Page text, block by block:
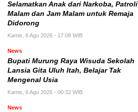
Selamatkan Anak dari Narkoba, Patroli
Malam dan Jam Malam untuk Remaja
Didorong
Kamis, 6 Agu 2026 - 17:08 WIB
News
Bupati Murung Raya Wisuda Sekolah
Lansia Gita Uluh Itah, Belajar Tak
Mengenal Usia
Kamis, 6 Agu 2026 - 00:32 WIB
News